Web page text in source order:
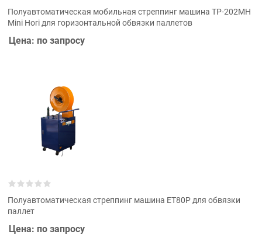
Полуавтоматическая мобильная стреппинг машина ТР-202MH
Mini Hori для горизонтальной обвязки паллетов
Цена: по запросу
Полуавтоматическая стреппинг машина ET80P для обвязки
паллет
Цена: по запросу